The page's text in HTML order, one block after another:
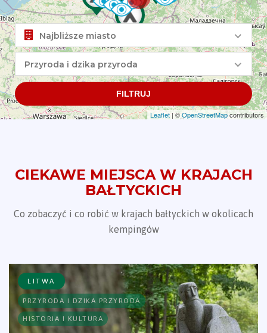
Leaflet | ©OpenStreetMapcontributors
Najbliższe miasto
Przyroda i dzika przyroda
FILTRUJ
CIEKAWE MIEJSCA W KRAJACH
BAŁTYCKICH
Co zobaczyć i co robić w krajach bałtyckich w okolicach
kempingów
LITWA
PRZYRODA I DZIKA PRZYRODA
HISTORIA I KULTURA